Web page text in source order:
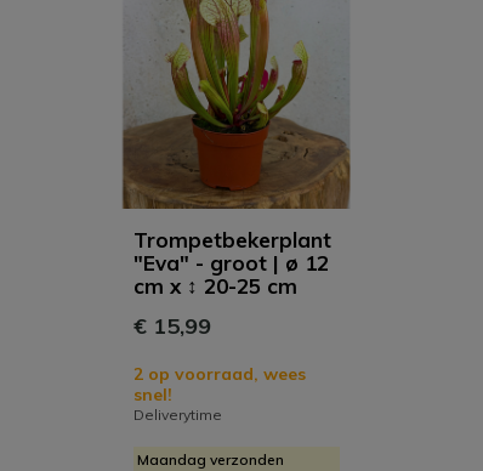
Trompetbekerplant
"Eva" - groot | ø 12
cm x ↕ 20-25 cm
€ 15,99
2 op voorraad, wees
snel!
Deliverytime
Maandag verzonden